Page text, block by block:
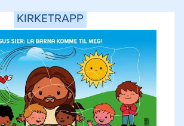
KIRKETRAPP